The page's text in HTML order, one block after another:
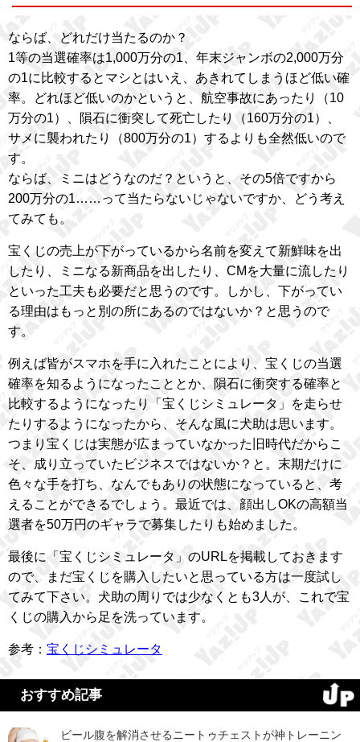
ならば、どれだけ当たるのか？
1等の当選確率は1,000万分の1、年末ジャンボの2,000万分
の1に比較するとマシとはいえ、あきれてしまうほど低い確
率。どれほど低いのかというと、航空事故にあったり（10
万分の1）、隕石に衝突して死亡したり（160万分の1）、
サメに襲われたり（800万分の1）するよりも全然低いので
す。
ならば、ミニはどうなのだ？というと、その5倍ですから
200万分の1……って当たらないじゃないですか、どう考え
てみても。
宝くじの売上が下がっているから名前を変えて新鮮味を出
したり、ミニなる新商品を出したり、CMを大量に流したり
といった工夫も必要だと思うのです。しかし、下がってい
る理由はもっと別の所にあるのではないか？と思うので
す。
例えば皆がスマホを手に入れたことにより、宝くじの当選
確率を知るようになったこととか、隕石に衝突する確率と
比較するようになったり「宝くじシミュレータ」を走らせ
たりするようになったから、そんな風に犬助は思います。
つまり宝くじは実態が広まっていなかった旧時代だからこ
そ、成り立っていたビジネスではないか？と。末期だけに
色々な手を打ち、なんでもありの状態になっていると、考
えることができるでしょう。最近では、顔出しOKの高額当
選者を50万円のギャラで募集したりも始めました。
最後に「宝くじシミュレータ」のURLを掲載しておきます
ので、まだ宝くじを購入したいと思っている方は一度試し
てみて下さい。犬助の周りでは少なくとも3人が、これで宝
くじの購入から足を洗っています。
参考： 宝くじシミュレータ
おすすめ記事
ビール腹を解消させるニートゥチェストが神トレーニン